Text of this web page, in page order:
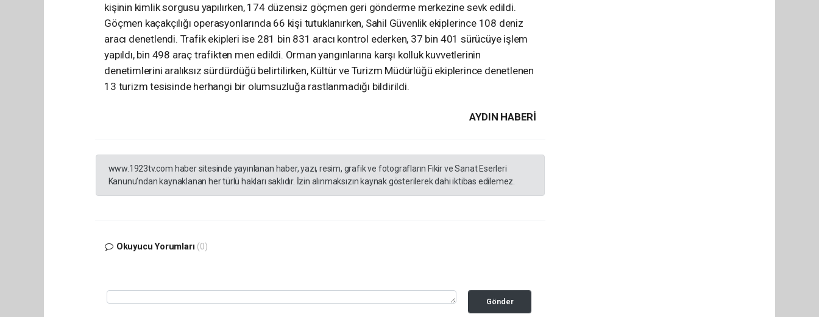
kişinin kimlik sorgusu yapılırken, 174 düzensiz göçmen geri gönderme merkezine sevk edildi.
Göçmen kaçakçılığı operasyonlarında 66 kişi tutuklanırken, Sahil Güvenlik ekiplerince 108 deniz
aracı denetlendi. Trafik ekipleri ise 281 bin 831 aracı kontrol ederken, 37 bin 401 sürücüye işlem
yapıldı, bin 498 araç trafikten men edildi. Orman yangınlarına karşı kolluk kuvvetlerinin
denetimlerini aralıksız sürdürdüğü belirtilirken, Kültür ve Turizm Müdürlüğü ekiplerince denetlenen
13 turizm tesisinde herhangi bir olumsuzluğa rastlanmadığı bildirildi.
AYDIN HABERİ
www.1923tv.com haber sitesinde yayınlanan haber, yazı, resim, grafik ve fotografların Fikir ve Sanat Eserleri
Kanunu’ndan kaynaklanan her türlü hakları saklıdır. İzin alınmaksızın kaynak gösterilerek dahi iktibas edilemez.
Okuyucu Yorumları (0)
Gönder